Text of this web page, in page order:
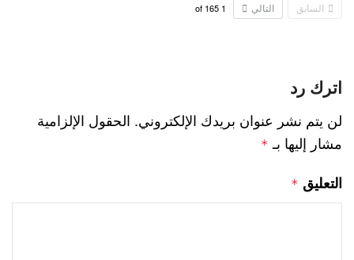
السابق التالي 1
165
اترك رد
لن يتم نشر عنوان بريدك الإلكتروني. الحقول الإلزامية
مشار إليها بـ *
التعليق *